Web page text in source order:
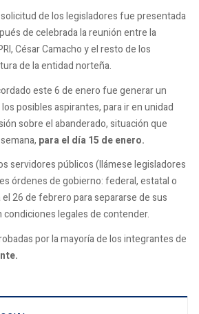
de los legisladores fue presentada
de celebrada la reunión entre la
César Camacho y el resto de los
de la entidad norteña.
este 6 de enero fue generar un
posibles aspirantes, para ir en unidad
sobre el abanderado, situación que
para el día 15 de enero.
servidores públicos (llámese legisladores
órdenes de gobierno: federal, estatal o
26 de febrero para separarse de sus
legales de contender.
por la mayoría de los integrantes de